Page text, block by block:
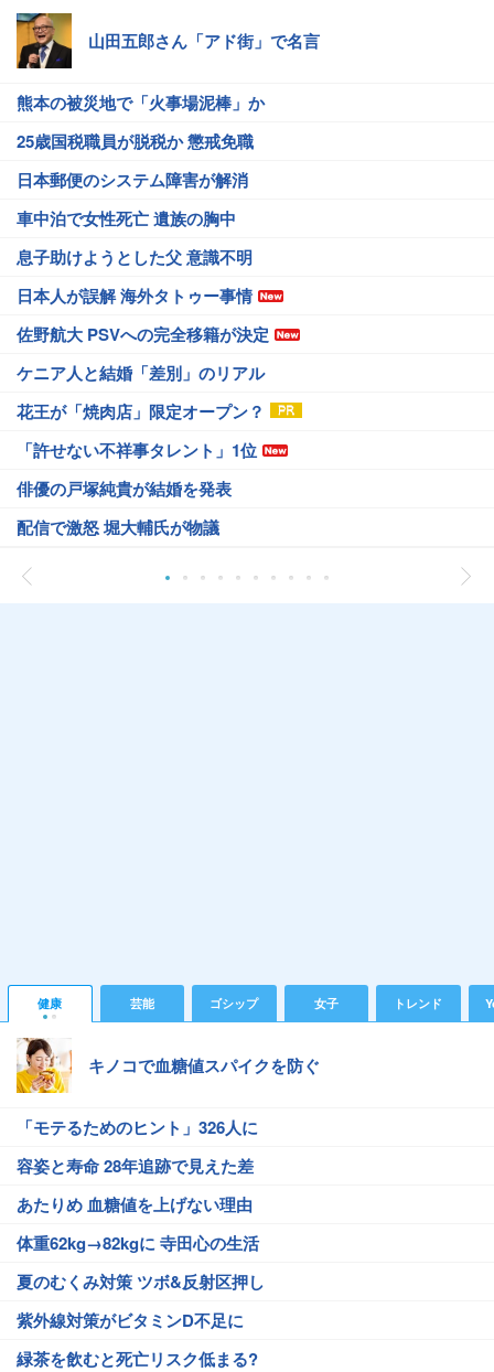
山田五郎さん「アド街」で名言
熊本の被災地で「火事場泥棒」か
25歳国税職員が脱税か 懲戒免職
日本郵便のシステム障害が解消
車中泊で女性死亡 遺族の胸中
息子助けようとした父 意識不明
日本人が誤解 海外タトゥー事情
佐野航大 PSVへの完全移籍が決定
ケニア人と結婚「差別」のリアル
花王が「焼肉店」限定オープン？
「許せない不祥事タレント」1位
俳優の戸塚純貴が結婚を発表
配信で激怒 堀大輔氏が物議
健康 芸能 ゴシップ 女子 トレンド
キノコで血糖値スパイクを防ぐ
「モテるためのヒント」326人に
容姿と寿命 28年追跡で見えた差
あたりめ 血糖値を上げない理由
体重62kg→82kgに 寺田心の生活
夏のむくみ対策 ツボ&反射区押し
紫外線対策がビタミンD不足に
緑茶を飲むと死亡リスク低まる?